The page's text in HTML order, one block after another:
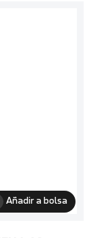
Añadir a bolsa